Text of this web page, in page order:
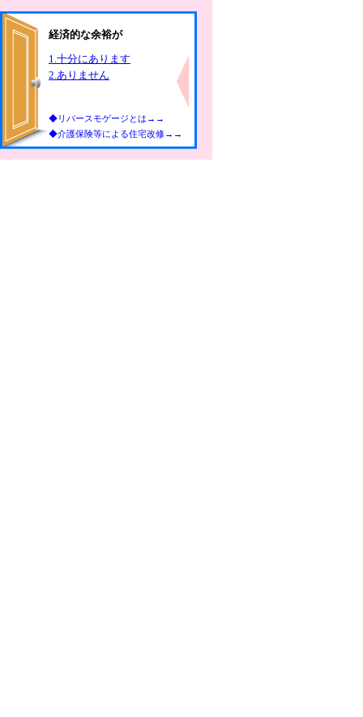
経済的な余裕が
1.十分にあります
2.ありません
◆リバースモゲージとは→→
◆介護保険等による住宅改修→→